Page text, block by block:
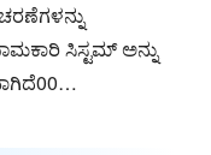
ಸಿಸ್ಟಮ್ ಅನ್ನು